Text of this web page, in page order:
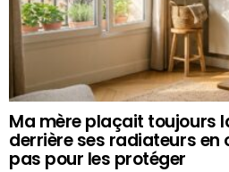
Ma mère plaçait toujours
derrière ses radiateurs en
pas pour les protéger